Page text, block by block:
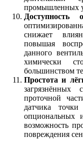
промышленных
Доступность
снижает
повышая
данного
химически
большинством
Простота и
загрязнённых
проточной
датчика
опциональных
возможность
повреждения